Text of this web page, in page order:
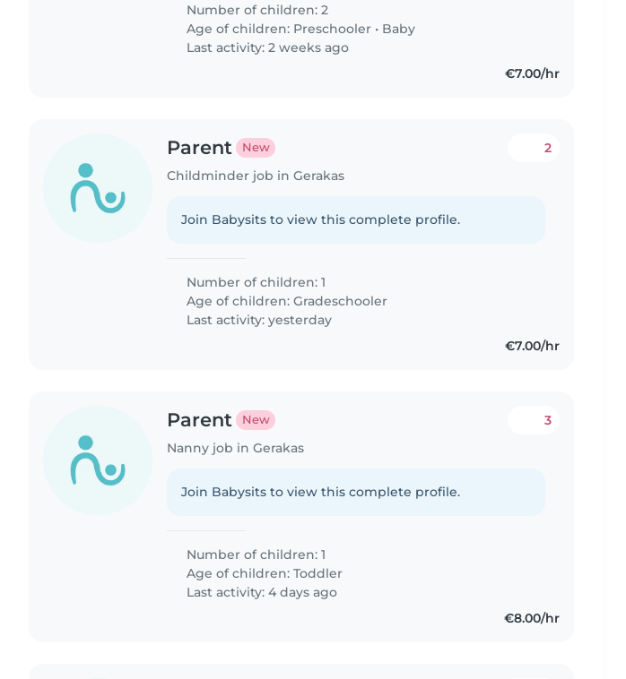
Number of children: 2
Age of children: Preschooler • Baby
Last activity: 2 weeks ago
€7.00/hr
Parent New
Childminder job in Gerakas
2
Join Babysits to view this complete profile.
Number of children: 1
Age of children:Gradeschooler
Last activity: yesterday
€7.00/hr
Parent New
Nanny job in Gerakas
3
Join Babysits to view this complete profile.
Number of children: 1
Age of children:Toddler
Last activity: 4 days ago
€8.00/hr